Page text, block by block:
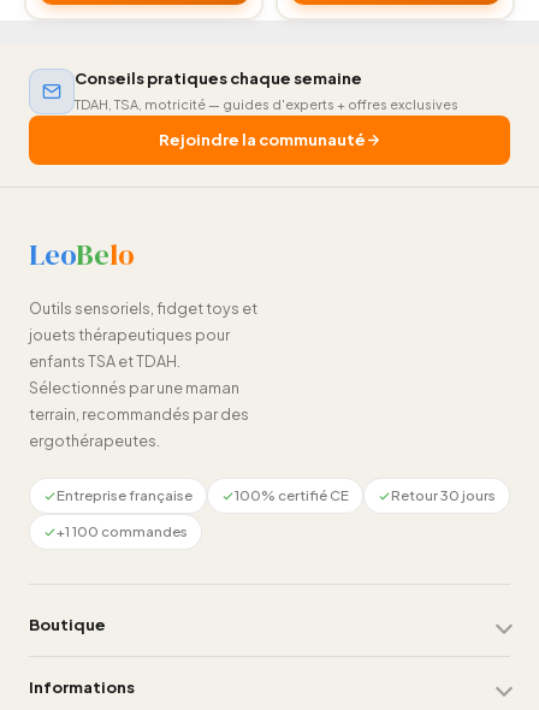
Les
peuvent
être
Les
peuvent
être
Conseils pratiques chaque semaine
TDAH, TSA, motricité — guides d'experts + offres exclusives
Rejoindre la communauté
LeoBelo
Outils sensoriels, fidget toys et
jouets thérapeutiques pour
enfants TSA et TDAH.
Sélectionnés par une maman
terrain, recommandés par des
ergothérapeutes.
Entreprise française 100% certifié CE
Retour 30 jours
+1 100 commandes
Boutique
Informations